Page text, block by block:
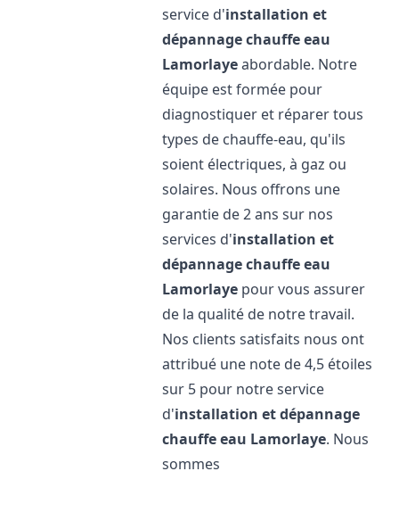
service d'installation et
dépannage chauffe eau
Lamorlayeabordable. Notre
équipe est formée pour
diagnostiquer et réparer tous
types de chauffe-eau, qu'ils
soient électriques, à gaz ou
solaires. Nous offrons une
garantie de 2 ans sur nos
services d'installation et
dépannage chauffe eau
Lamorlaye pour vous assurer
de la qualité de notre travail.
Nos clients satisfaits nous ont
attribué une note de 4,5 étoiles
sur 5 pour notre service
d'installation et dépannage
chauffe eau Lamorlaye. Nous
sommes